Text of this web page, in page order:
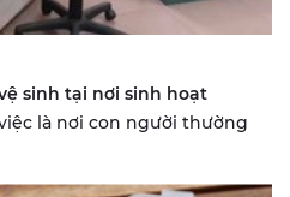
sinh tại nơi sinh hoạt
là nơi con người thường